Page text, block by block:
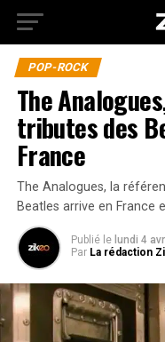
POP-ROCK
The
tributes des
France
The Analogues, la
Beatles arrive en France
Publié le lundi 4
Par La rédaction